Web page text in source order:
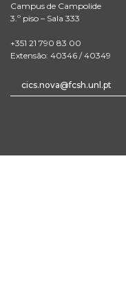
Campus de Campolide
3.º piso – Sala 333
+351 21 790 83 00
Extensão: 40346 / 40349
cics.nova@fcsh.unl.pt